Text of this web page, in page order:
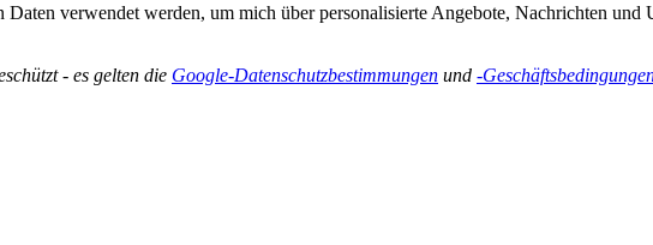
Daten verwendet werden, um mich über personalisierte Angebote, Nachrichten und
- es gelten die Google-Datenschutzbestimmungen und -